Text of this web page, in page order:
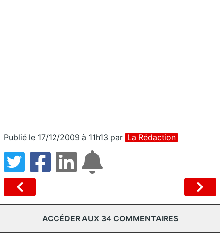
Publié le 17/12/2009 à 11h13 par La Rédaction
ACCÉDER AUX 34 COMMENTAIRES